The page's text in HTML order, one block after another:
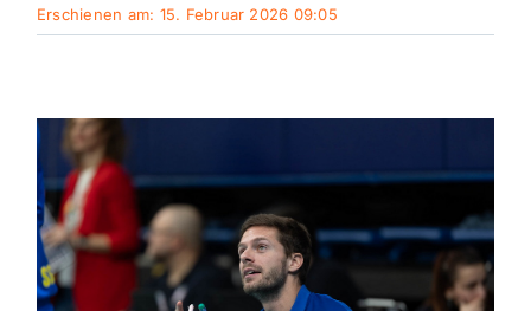
Polizeimeldungen
Themen und Termine
Gewinnspiele
Erschienen am: 15. Februar 2026 09:05